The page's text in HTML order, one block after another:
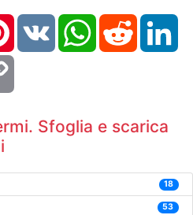
PinterestVK WhatsAppReddit
Sfoglia e scarica
18
53